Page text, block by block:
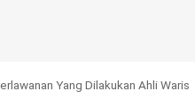
Yang Dilakukan Ahli Waris